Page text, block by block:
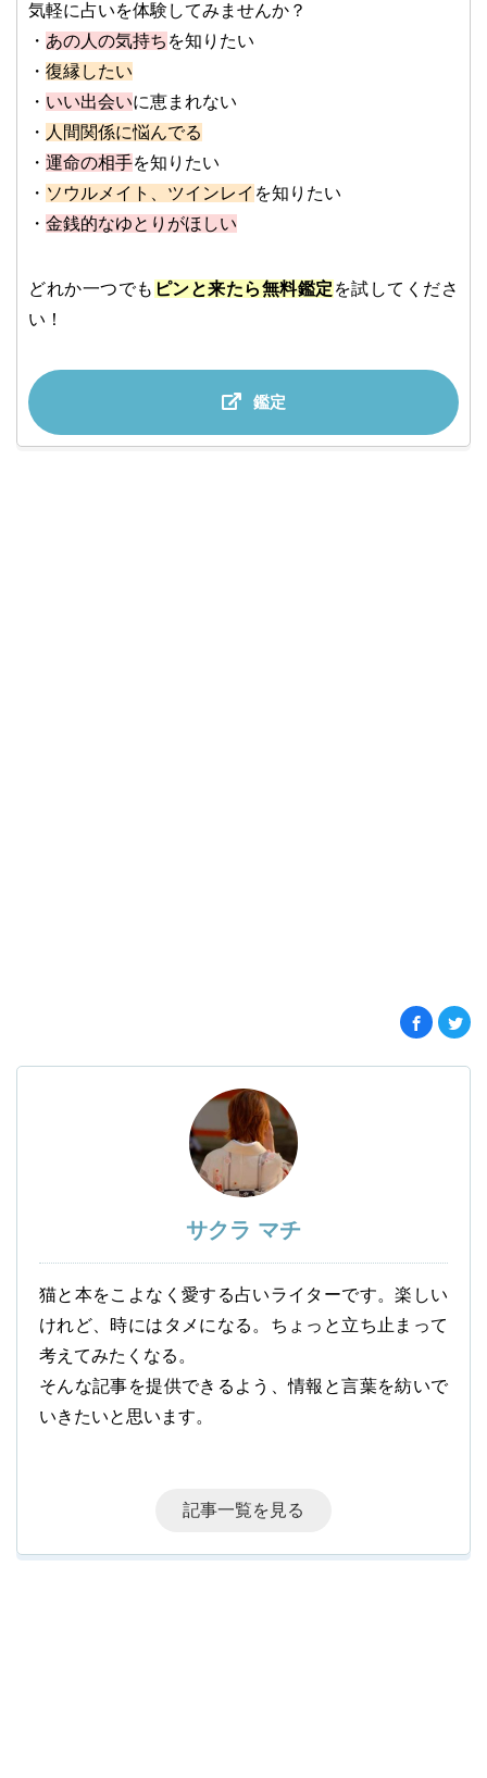
気軽に占いを体験してみませんか？
・ あの人の気持ち を知りたい
・ 復縁したい
・ いい出会いに恵まれない
・ 人間関係に悩んでる
・ 運命の相手を知りたい
・ ソウルメイト、ツインレイ を知りたい
・ 金銭的なゆとりがほしい
どれか一つでも ピンと来たら無料鑑定 を試してくださ
い！
鑑定
サクラ マチ
猫と本をこよなく愛する占いライターです。楽しい
けれど、時にはタメになる。ちょっと立ち止まって
考えてみたくなる。
そんな記事を提供できるよう、情報と言葉を紡いで
いきたいと思います。
記事一覧を見る